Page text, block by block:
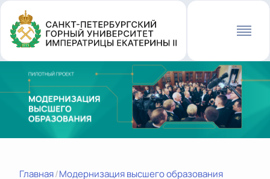
Перейти
основному
содержанию
Главная Модернизация высшего образования